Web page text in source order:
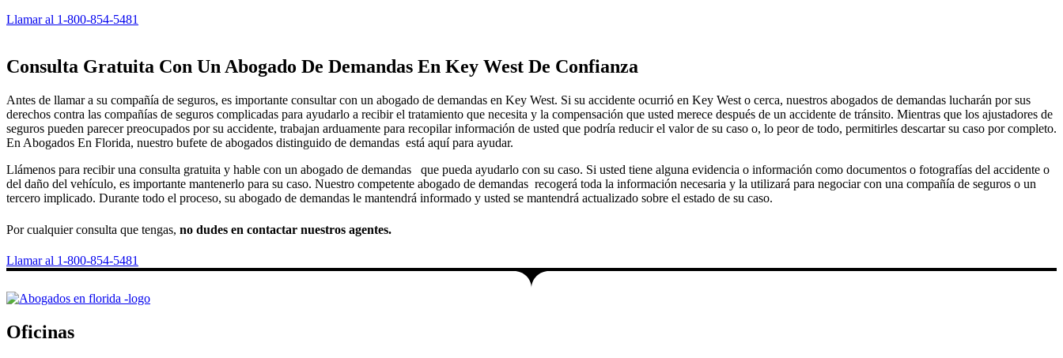
Llamar al 1-800-854-5481
Consulta Gratuita Con Un Abogado De Demandas En Key West De Confianza
Antes de llamar a su compañía de seguros, es importante consultar con un abogado de demandas en Key West. Si su accidente ocurrió en Key West o cerca, nuestros abogados de demandas lucharán por sus
derechos contra las compañías de seguros complicadas para ayudarlo a recibir el tratamiento que necesita y la compensación que usted merece después de un accidente de tránsito. Mientras que los ajustadores de
seguros pueden parecer preocupados por su accidente, trabajan arduamente para recopilar información de usted que podría reducir el valor de su caso o, lo peor de todo, permitirles descartar su caso por completo.
En Abogados En Florida, nuestro bufete de abogados distinguido de demandas está aquí para ayudar.
Llámenos para recibir una consulta gratuita y hable con un abogado de demandas que pueda ayudarlo con su caso. Si usted tiene alguna evidencia o información como documentos o fotografías del accidente o
del daño del vehículo, es importante mantenerlo para su caso. Nuestro competente abogado de demandas recogerá toda la información necesaria y la utilizará para negociar con una compañía de seguros o un
tercero implicado. Durante todo el proceso, su abogado de demandas le mantendrá informado y usted se mantendrá actualizado sobre el estado de su caso.
Por cualquier consulta que tengas, no dudes en contactar nuestros agentes.
Llamar al 1-800-854-5481
Oficinas